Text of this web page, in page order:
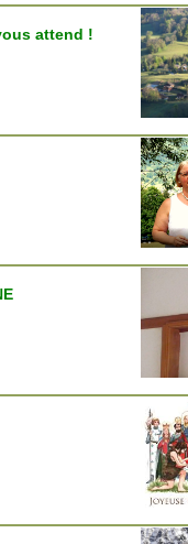
attend !